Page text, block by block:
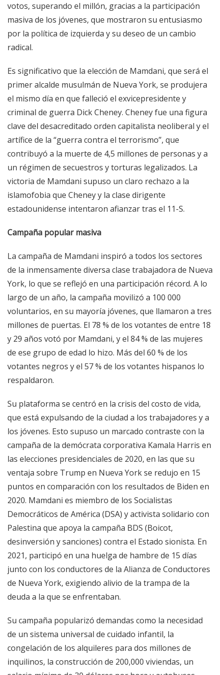
votos, superando el millón, gracias a la participación
masiva de los jóvenes, que mostraron su entusiasmo
por la política de izquierda y su deseo de un cambio
radical.
Es significativo que la elección de Mamdani, que será el
primer alcalde musulmán de Nueva York, se produjera
el mismo día en que falleció el exvicepresidente y
criminal de guerra Dick Cheney. Cheney fue una figura
clave del desacreditado orden capitalista neoliberal y el
artífice de la “guerra contra el terrorismo”, que
contribuyó a la muerte de 4,5 millones de personas y a
un régimen de secuestros y torturas legalizados. La
victoria de Mamdani supuso un claro rechazo a la
islamofobia que Cheney y la clase dirigente
estadounidense intentaron afianzar tras el 11-S.
Campaña popular masiva
La campaña de Mamdani inspiró a todos los sectores
de la inmensamente diversa clase trabajadora de Nueva
York, lo que se reflejó en una participación récord. A lo
largo de un año, la campaña movilizó a 100 000
voluntarios, en su mayoría jóvenes, que llamaron a tres
millones de puertas. El 78 % de los votantes de entre 18
y 29 años votó por Mamdani, y el 84 % de las mujeres
de ese grupo de edad lo hizo. Más del 60 % de los
votantes negros y el 57 % de los votantes hispanos lo
respaldaron.
Su plataforma se centró en la crisis del costo de vida,
que está expulsando de la ciudad a los trabajadores y a
los jóvenes. Esto supuso un marcado contraste con la
campaña de la demócrata corporativa Kamala Harris en
las elecciones presidenciales de 2020, en las que su
ventaja sobre Trump en Nueva York se redujo en 15
puntos en comparación con los resultados de Biden en
2020. Mamdani es miembro de los Socialistas
Democráticos de América (DSA) y activista solidario con
Palestina que apoya la campaña BDS (Boicot,
desinversión y sanciones) contra el Estado sionista. En
2021, participó en una huelga de hambre de 15 días
junto con los conductores de la Alianza de Conductores
de Nueva York, exigiendo alivio de la trampa de la
deuda a la que se enfrentaban.
Su campaña popularizó demandas como la necesidad
de un sistema universal de cuidado infantil, la
congelación de los alquileres para dos millones de
inquilinos, la construcción de 200,000 viviendas, un